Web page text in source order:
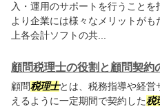
入・運用のサポートを行うこと
より企業には様々なメリットが
上各会計ソフトの共...
顧問税理士の役割と顧問契約
顧問税理士とは、税務指導や経営
えるように一定期間で契約した税